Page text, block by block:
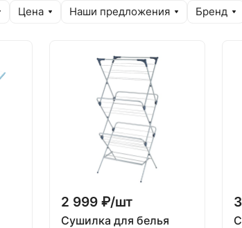
Цена Наши предложения Бренд
2 999 ₽/шт
Сушилка для белья